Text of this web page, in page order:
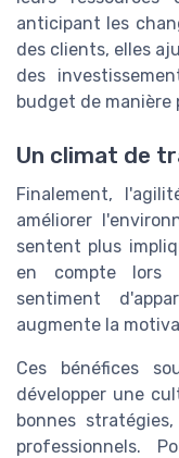
anticipant les
des clients, elles
des
budget de manière
Un climat de
Finalement,
améliorer
sentent plus
en compte lors
sentiment
augmente la
Ces bénéfices
développer une
bonnes
professionnels.